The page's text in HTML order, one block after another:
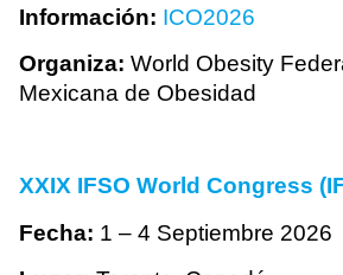
Información: ICO2026
Organiza: World Obesity
Mexicana de Obesidad
XXIX IFSO World Congress
Fecha: 1 – 4 Septiembre 2026